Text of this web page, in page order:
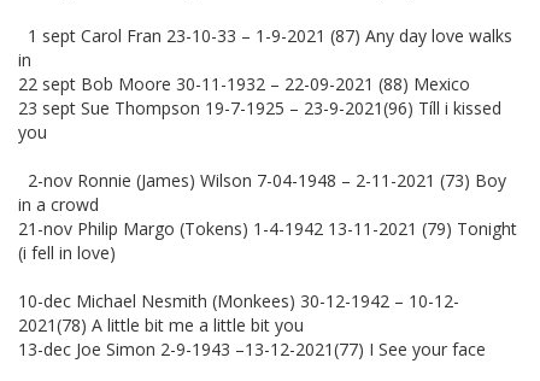
1 sept Carol Fran 23-10-33 – 1-9-2021 (87) Any day love walks
in
22 sept Bob Moore 30-11-1932 – 22-09-2021 (88) Mexico
23 sept Sue Thompson 19-7-1925 – 23-9-2021(96) Tíll i kissed
you
2-nov Ronnie (James) Wilson 7-04-1948 – 2-11-2021 (73) Boy
in a crowd
21-nov Philip Margo (Tokens) 1-4-1942 13-11-2021 (79) Tonight
(i fell in love)
10-dec Michael Nesmith (Monkees) 30-12-1942 – 10-12-
2021(78) A little bit me a little bit you
13-dec Joe Simon 2-9-1943 –13-12-2021(77) I See your face